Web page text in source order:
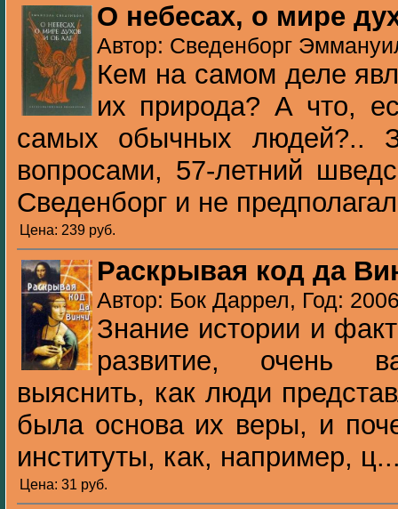
О небесах, о мире
Автор: Сведенборг
Кем на самом деле
их природа? А что,
самых обычных людей?..
вопросами, 57-летний
Сведенборг и не
Цена: 239 pуб.
Раскрывая код да
Автор: Бок Даррел, Год:
Знание истории и
развитие, очень
выяснить, как люди
была основа их веры, и
институты, как, например,
Цена: 31 pуб.